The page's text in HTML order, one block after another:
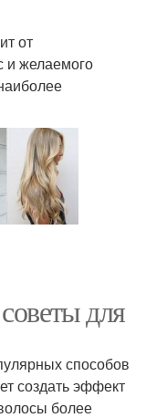
от
и желаемого
для
способов
создать эффект
более